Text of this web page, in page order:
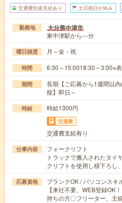
交通費別途支給あり 土日祝日が休み
勤務地 大分県中津市
東中津駅から---分
曜日頻度 月～金・祝
時間 6:30～15:0018:30～3:00※
期間
長期【ご応募から1週間以
能】即日～
時給 時給1300円
交通費
交通費支給有り
仕事内容
フォークリフト
トラックで搬入されたタイ
クリフトを使用し積下ろし
応募資格
ブランクOK / パソコンスキ
【来社不要、WEB登録OK
持ちの方〇フリーター、